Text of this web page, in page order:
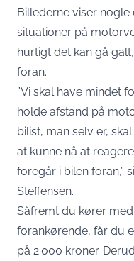
Billederne viser
situationer på
hurtigt det kan gå
foran.
”Vi skal have mindet
holde afstand på
bilist, man selv er,
at kunne nå at
foregår i bilen foran,”
Steffensen.
Såfremt du kører
forankørende, får du
på 2.000 kroner.